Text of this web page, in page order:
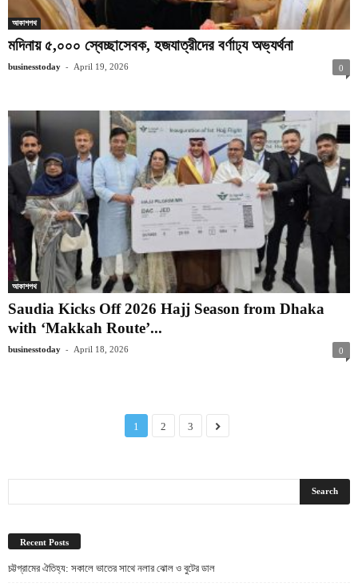
আকাশপথ
মদিনায় ৫,০০০ স্বেচ্ছাসেবক, হজযাত্রীদের বর্ণাঢ্য অভ্যর্থনা
businesstoday - April 19, 2026 0
আকাশপথ
Saudia Kicks Off 2026 Hajj Season from Dhaka
with ‘Makkah Route’...
businesstoday - April 18, 2026 0
1 2 3
Recent Posts
চট্টগ্রামের ঐতিহ্য: সকালে ভাতের সাথে নলার ঝোল ও বুটের ডাল